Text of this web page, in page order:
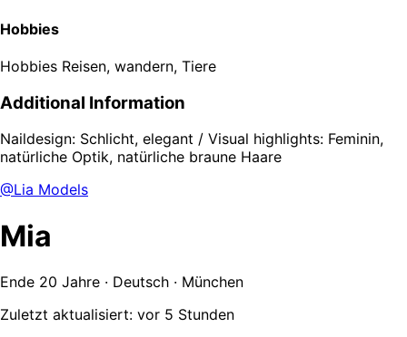
Hobbies
Hobbies Reisen, wandern, Tiere
Additional Information
Naildesign: Schlicht, elegant / Visual highlights: Feminin,
natürliche Optik, natürliche braune Haare
@Lia Models
Mia
Ende 20 Jahre · Deutsch · München
Zuletzt aktualisiert: vor 5 Stunden